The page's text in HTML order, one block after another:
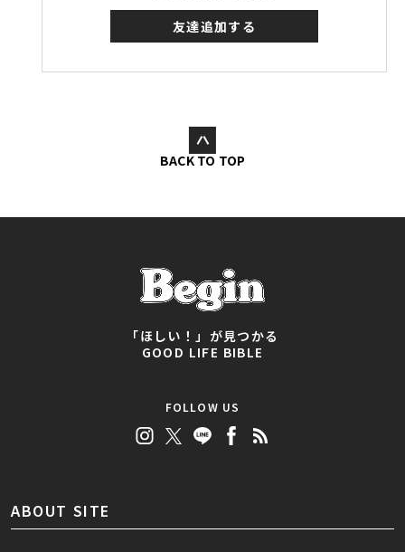
友達追加する
BACK TO TOP
「ほしい！」が見つかる
GOOD LIFE BIBLE
FOLLOW US
ABOUT SITE